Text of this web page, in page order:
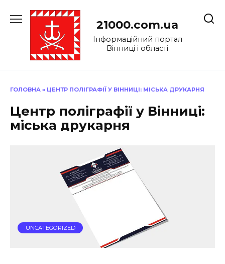
до
21000.com.ua
Інформаційний портал
Вінниці і області
ГОЛОВНА » ЦЕНТР ПОЛІГРАФІЇ У ВІННИЦІ: МІСЬКА ДРУКАРНЯ
Центр поліграфії у Вінниці:
міська друкарня
UNCATEGORIZED